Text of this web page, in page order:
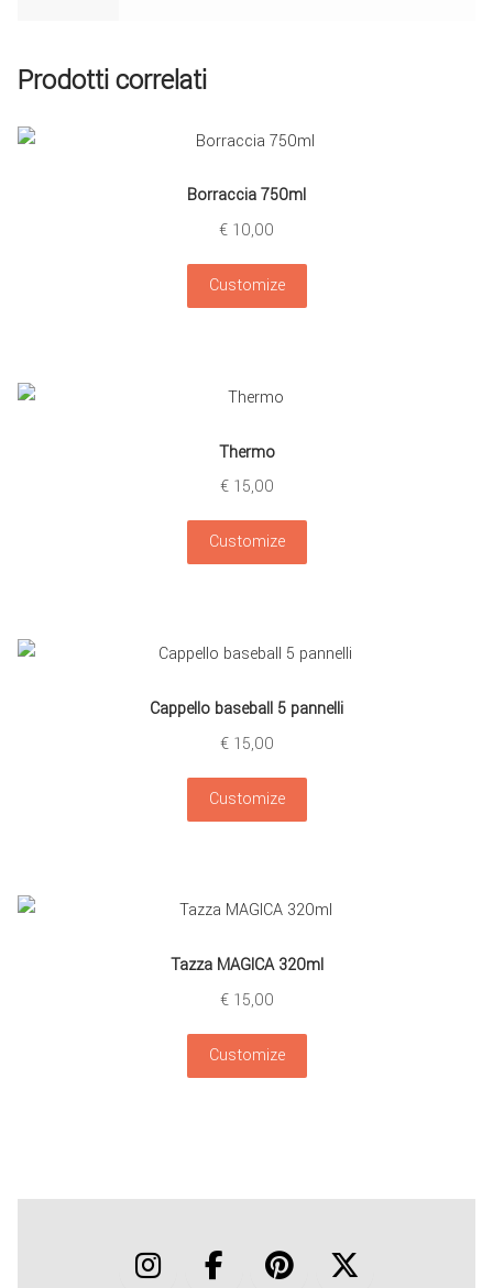
Prodotti correlati
Borraccia 750ml
€ 10,00
Customize
Thermo
€15,00
Customize
Cappello baseball 5 pannelli
€15,00
Customize
Tazza MAGICA 320ml
€15,00
Customize